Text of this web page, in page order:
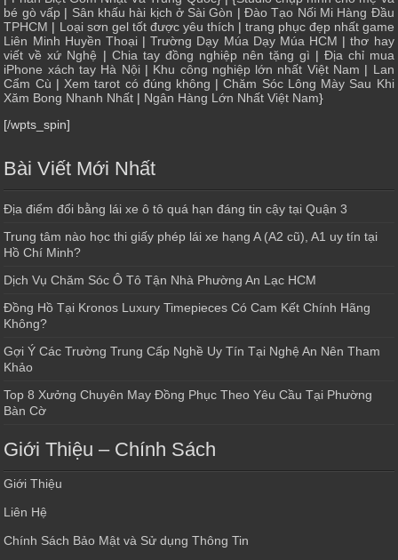
bé gò vấp | Sân khấu hài kịch ở Sài Gòn |Đào Tạo Nối Mi Hàng Đầu
TPHCM | Loại sơn gel tốt được yêu thích | trang phục đẹp nhất game
Liên Minh Huyền Thoại|Trường Dạy Múa Dạy Múa HCM |thơ hay
viết về xứ Nghệ | Chia tay đồng nghiệp nên tặng gì | Địa chỉ mua
iPhone xách tay Hà Nội| Khu công nghiệp lớn nhất Việt Nam | Lan
Cẩm Cù |Xem tarot có đúng không |Chăm Sóc Lông Mày Sau Khi
Xăm Bong Nhanh Nhất | Ngân Hàng Lớn Nhất Việt Nam}
[/wpts_spin]
Bài Viết Mới Nhất
Địa điểm đổi bằng lái xe ô tô quá hạn đáng tin cậy tại Quận 3
Trung tâm nào học thi giấy phép lái xe hạng A (A2 cũ), A1 uy tín tại
Hồ Chí Minh?
Dịch Vụ Chăm Sóc Ô Tô Tận Nhà Phường An Lạc HCM
Đồng Hồ Tại Kronos Luxury Timepieces Có Cam Kết Chính Hãng
Không?
Gợi Ý Các Trường Trung Cấp Nghề Uy Tín Tại Nghệ An Nên Tham
Khảo
Top 8 Xưởng Chuyên May Đồng Phục Theo Yêu Cầu Tại Phường
Bàn Cờ
Giới Thiệu – Chính Sách
Giới Thiệu
Liên Hệ
Chính Sách Bảo Mật và Sử dụng Thông Tin